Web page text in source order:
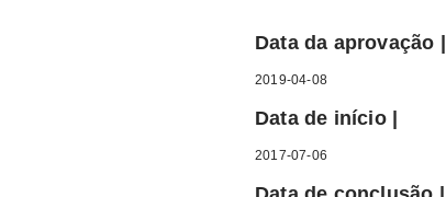
Data da aprovação |
2019-04-08
Data de início |
2017-07-06